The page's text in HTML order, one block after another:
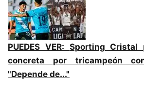
PUEDES VER: Sporting Cristal
concreta por tricampeón
"Depende de..."